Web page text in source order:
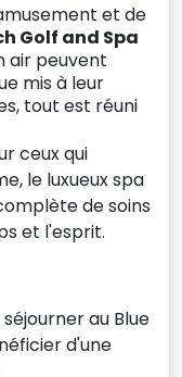
et de
Golf and Spa
air peuvent
mis à leur
tout est réuni
ceux qui
le luxueux spa
de soins
et l'esprit.
au Blue
d'une